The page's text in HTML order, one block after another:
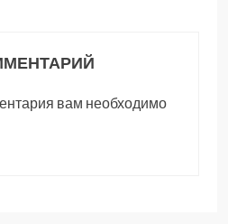
вам необходимо